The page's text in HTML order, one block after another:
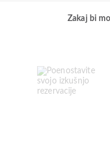
Zakaj bi